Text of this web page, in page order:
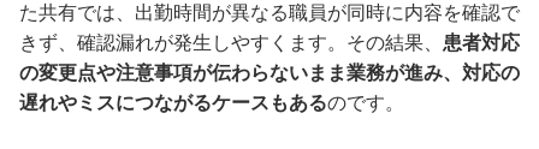
た共有では、出勤時間が異なる職員が同時に内容を確認で
きず、確認漏れが発生しやすくます。その結果、 患者対応
の変更点や注意事項が伝わらないまま業務が進み、対応の
遅れやミスにつながるケースもあるのです。